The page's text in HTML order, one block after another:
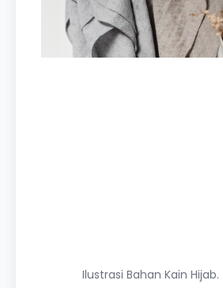
Ilustrasi Bahan Kain